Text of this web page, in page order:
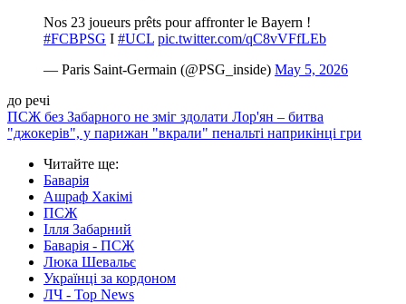
Nos 23 joueurs prêts pour affronter le Bayern !
#FCBPSG I #UCL pic.twitter.com/qC8vVFfLEb
— Paris Saint-Germain (@PSG_inside) May 5, 2026
до речі
ПСЖ без Забарного не зміг здолати Лор'ян – битва
"джокерів", у парижан "вкрали" пенальті наприкінці гри
Читайте ще:
Баварія
Ашраф Хакімі
ПСЖ
Ілля Забарний
Баварія - ПСЖ
Люка Шевальє
Українці за кордоном
ЛЧ - Top News